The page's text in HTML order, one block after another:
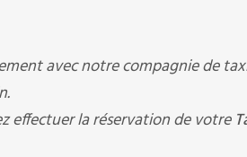
avec notre compagnie de
effectuer la réservation de votre